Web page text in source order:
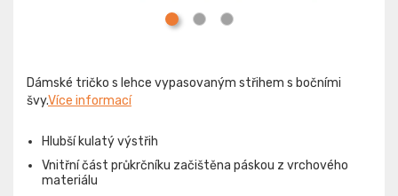
Dámské tričko s lehce vypasovaným střihem s bočními
švy.Více informací
Hlubší kulatý výstřih
Vnitřní část průkrčníku začištěna páskou z vrchového
materiálu